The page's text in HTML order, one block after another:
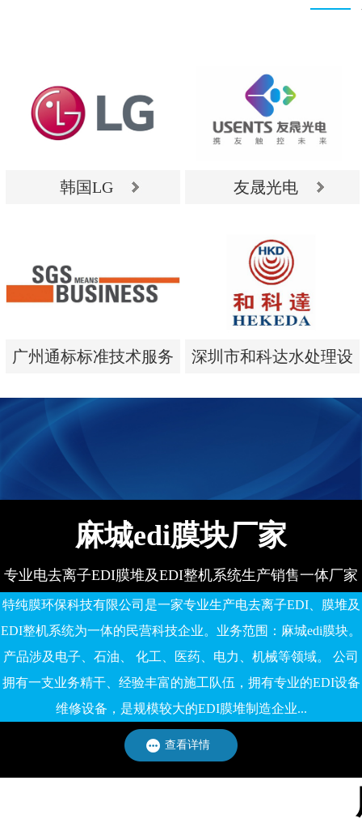
韩国LG
韩国LG
友晟光电
友晟光电
广州通标标准技术服务
广州通标标准技术服务
有限公司
深圳市和科达水处理设
麻城edi膜块厂家
专业电去离子EDI膜堆及EDI整机系统生产销售一体厂家
特纯膜环保科技有限公司是一家专业生产电去离子EDI、膜堆及
EDI整机系统为一体的民营科技企业。业务范围：麻城edi膜块。
产品涉及电子、石油、 化工、医药、电力、机械等领域。 公司
拥有一支业务精干、经验丰富的施工队伍，拥有专业的EDI设备
维修设备，是规模较大的EDI膜堆制造企业...
查看详情